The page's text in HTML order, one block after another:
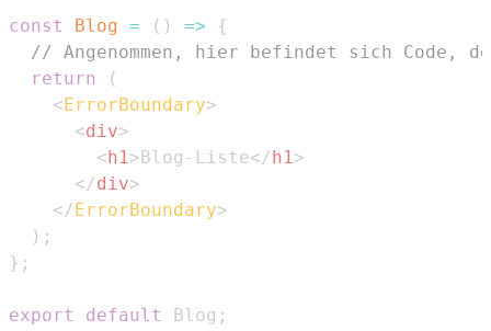
const Blog = ( ) =>
{
// Angenommen, hier befindet sich Code,
return
(
<ErrorBoundary>
<div>
<h1 >Blog-Liste</h1 >
</div>
</ErrorBoundary>
) ;
} ;
export default Blog ;